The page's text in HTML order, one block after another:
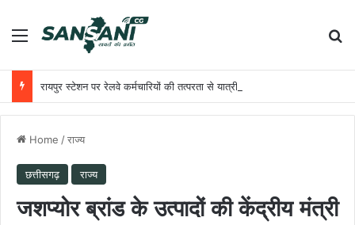
Menu
Home /राज्य
छत्तीसगढ़ राज्य
जशप्योर ब्रांड के उत्पादों की केंद्रीय मंत्री